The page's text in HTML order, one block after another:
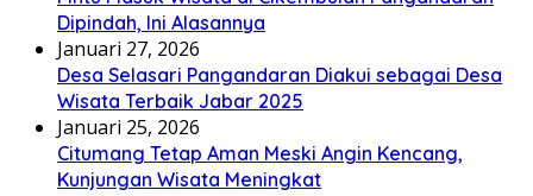
Dipindah, Ini Alasannya
Januari 27, 2026
Desa Selasari Pangandaran Diakui sebagai Desa
Wisata Terbaik Jabar 2025
Januari 25, 2026
Citumang Tetap Aman Meski Angin Kencang,
Kunjungan Wisata Meningkat